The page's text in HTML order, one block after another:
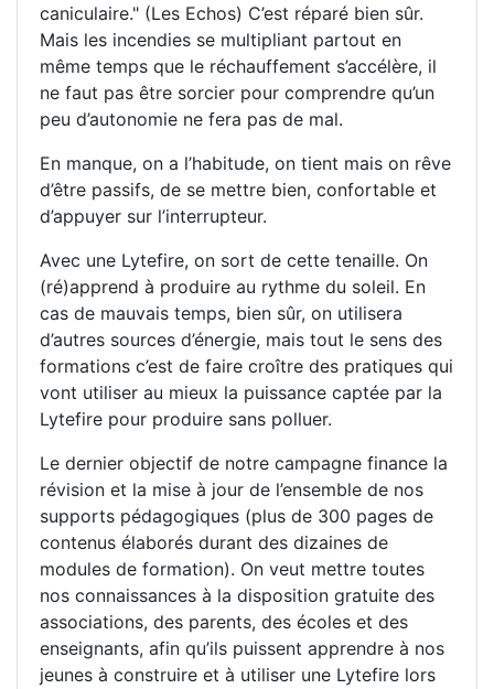
caniculaire." (Les Echos) C’est réparé bien sûr.
Mais les incendies se multipliant partout en
même temps que le réchauffement s’accélère, il
ne faut pas être sorcier pour comprendre qu’un
peu d’autonomie ne fera pas de mal.
En manque, on a l’habitude, on tient mais on rêve
d’être passifs, de se mettre bien, confortable et
d’appuyer sur l’interrupteur.
Avec une Lytefire, on sort de cette tenaille. On
(ré)apprend à produire au rythme du soleil. En
cas de mauvais temps, bien sûr, on utilisera
d’autres sources d’énergie, mais tout le sens des
formations c’est de faire croître des pratiques qui
vont utiliser au mieux la puissance captée par la
Lytefire pour produire sans polluer.
Le dernier objectif de notre campagne finance la
révision et la mise à jour de l’ensemble de nos
supports pédagogiques (plus de 300 pages de
contenus élaborés durant des dizaines de
modules de formation). On veut mettre toutes
nos connaissances à la disposition gratuite des
associations, des parents, des écoles et des
enseignants, afin qu’ils puissent apprendre à nos
jeunes à construire et à utiliser une Lytefire lors